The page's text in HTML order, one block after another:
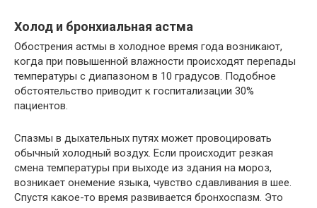
Холод и бронхиальная астма
Обострения астмы в холодное время года возникают,
когда при повышенной влажности происходят перепады
температуры с диапазоном в 10 градусов. Подобное
обстоятельство приводит к госпитализации 30%
пациентов.
Спазмы в дыхательных путях может провоцировать
обычный холодный воздух. Если происходит резкая
смена температуры при выходе из здания на мороз,
возникает онемение языка, чувство сдавливания в шее.
Спустя какое-то время развивается бронхоспазм. Это